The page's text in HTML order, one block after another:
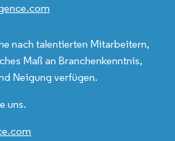
nach talentierten Mitarbeitern,
Maß an Branchenkenntnis,
Neigung verfügen.
uns.